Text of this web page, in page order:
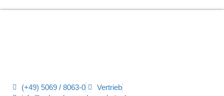
(+49) 5069 / 8063-0
Vertrieb